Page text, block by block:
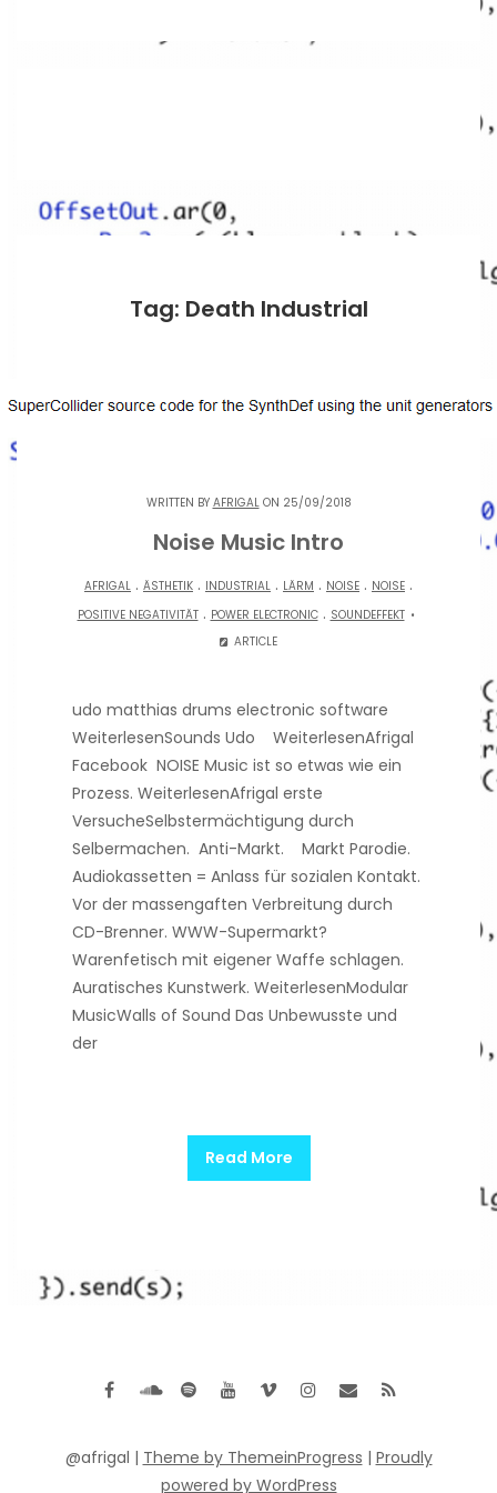
Tag: Death Industrial
WRITTEN BY AFRIGALON 25/09/2018
Noise Music Intro
AFRIGAL . ÄSTHETIK . INDUSTRIAL . LÄRM . NOISE . NOISE .
POSITIVE NEGATIVITÄT. POWER ELECTRONIC. SOUNDEFFEKT
ARTICLE
udo matthias drums electronic software
WeiterlesenSounds Udo WeiterlesenAfrigal
Facebook NOISE Music ist so etwas wie ein
Prozess. WeiterlesenAfrigal erste
VersucheSelbstermächtigung durch
Selbermachen. Anti-Markt. Markt Parodie.
Audiokassetten = Anlass für sozialen Kontakt.
Vor der massengaften Verbreitung durch
CD-Brenner. WWW-Supermarkt?
Warenfetisch mit eigener Waffe schlagen.
Auratisches Kunstwerk. WeiterlesenModular
MusicWalls of Sound Das Unbewusste und
der
Read More
@afrigal | Theme by ThemeinProgress | Proudly
powered by WordPress